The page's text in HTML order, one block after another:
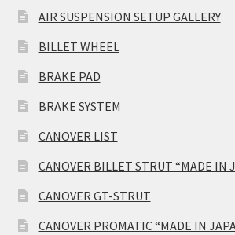
AIR SUSPENSION SETUP GALLERY
BILLET WHEEL
BRAKE PAD
BRAKE SYSTEM
CANOVER LIST
CANOVER BILLET STRUT “MADE IN
CANOVER GT-STRUT
CANOVER PROMATIC “MADE IN